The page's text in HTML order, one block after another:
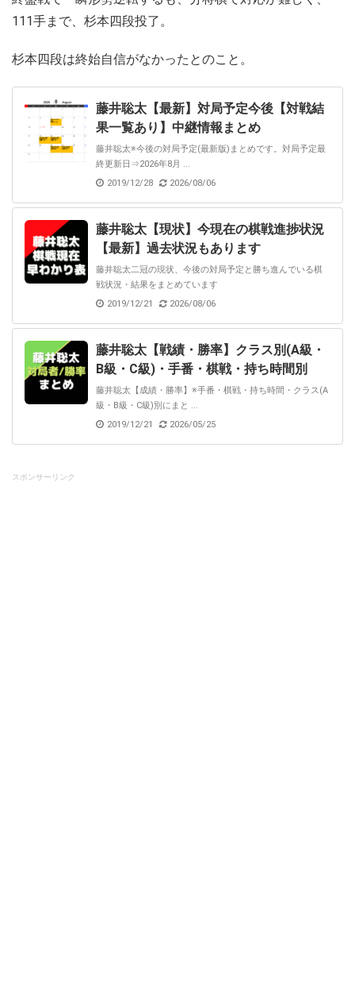
111手まで、杉本四段投了。
杉本四段は終始自信がなかったとのこと。
藤井聡太【最新】対局予定今後【対戦結
果一覧あり】中継情報まとめ
藤井聡太※今後の対局予定(最新版)まとめです。対局予定最
終更新日⇒2026年8月 ...
2019/12/28
2026/08/06
藤井聡太【現状】今現在の棋戦進捗状況
【最新】過去状況もあります
藤井聡太二冠の現状、今後の対局予定と勝ち進んでいる棋
戦状況・結果をまとめています
2019/12/21
2026/08/06
藤井聡太【戦績・勝率】クラス別(A級・
B級・C級)・手番・棋戦・持ち時間別
藤井聡太【成績・勝率】※手番・棋戦・持ち時間・クラス(A
級・B級・C級)別にまと ...
2019/12/21
2026/05/25
スポンサーリンク